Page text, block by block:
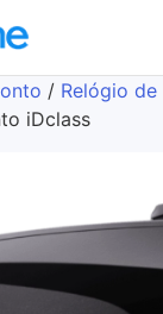
/ Relógio
iDclass